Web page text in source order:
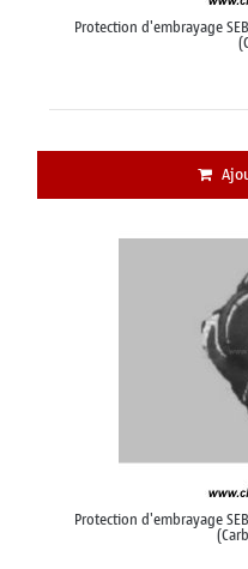
Protection d'embrayage
Protection d'embrayage